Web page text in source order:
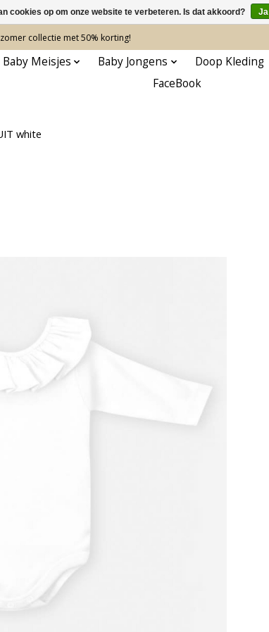
collectie met 50% korting!
Baby Meisjes Baby Jongens Doop Kleding
FaceBook
white
cookies op om onze website te verbeteren. Is dat akkoord? Ja